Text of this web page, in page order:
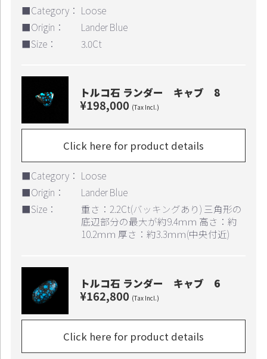
Continue shopping
■Category： Loose
■Origin：
Lander Blue
■Size：
3.0Ct
トルコ石 ランダー キャブ 8
¥198,000 (Tax Incl.)
Click here for product details
■Category： Loose
■Origin：
Lander Blue
■Size：
重さ：2.2Ct(バッキングあり) 三角形の
底辺部分の最大が約9.4ｍｍ 高さ：約
10.2ｍｍ 厚さ：約3.3ｍｍ(中央付近)
トルコ石 ランダー キャブ 6
¥162,800 (Tax Incl.)
Click here for product details